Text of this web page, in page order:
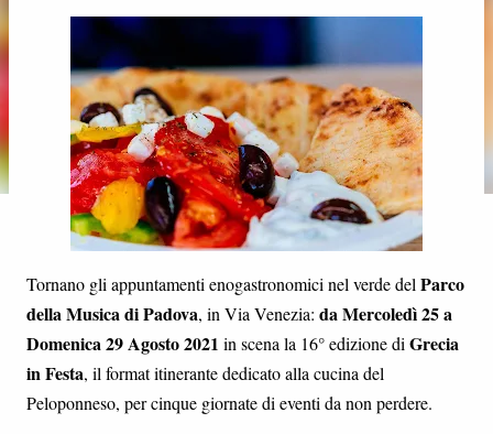
Tornano gli appuntamenti enogastronomici nel verde del Parco
della Musica di Padova, in Via Venezia: da Mercoledì 25 a
Domenica 29 Agosto 2021 in scena la 16° edizione di Grecia
in Festa, il format itinerante dedicato alla cucina del
Peloponneso, per cinque giornate di eventi da non perdere.